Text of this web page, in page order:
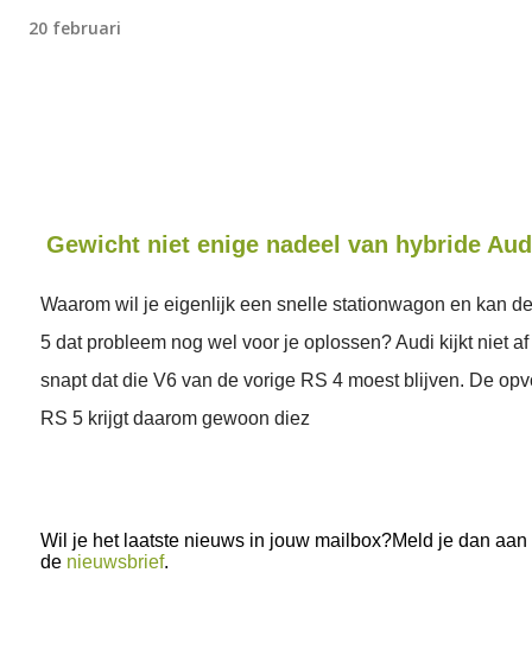
20 februari
Gewicht niet enige nadeel van hybride
Waarom wil je eigenlijk een snelle stationwagon en kan
5 dat probleem nog wel voor je oplossen? Audi kijkt niet
snapt dat die V6 van de vorige RS 4 moest blijven. De
RS 5 krijgt daarom gewoon diez
Wil je het laatste nieuws in jouw mailbox?Meld je dan aan
de nieuwsbrief.